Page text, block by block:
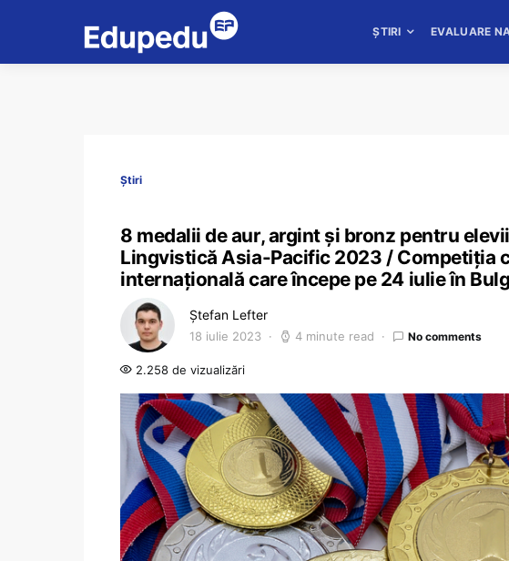
ȘTIRI EVALUARE
Știri
8 medalii de aur, argint și bronz pentru
Lingvistică Asia-Pacific 2023 / Competiția
internațională care începe pe 24 iulie în
Ștefan Lefter
18 iulie 2023 4 minute read No comments
2.258 de vizualizări